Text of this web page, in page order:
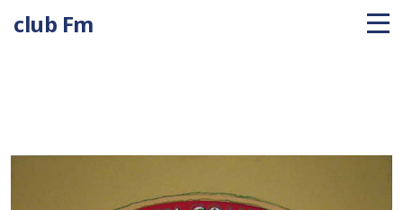
club Fm